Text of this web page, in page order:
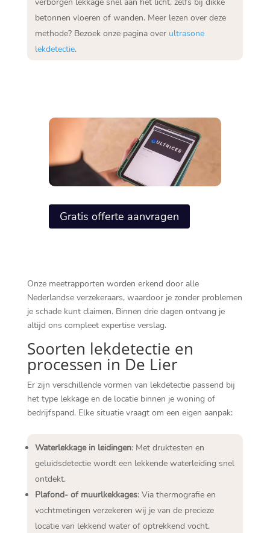
betonnen vloeren of wanden. Meer lezen over deze
methode? Bezoek onze pagina over ultrasone
lekdetectie.
Gratis offerte aanvragen
Onze meetrapporten worden erkend door alle
Nederlandse verzekeraars, waardoor je zonder problemen
je schade kunt claimen. Binnen drie dagen ontvang je
altijd ons compleet expertise verslag.
Soorten lekdetectie en
processen in De Lier
Er zijn verschillende vormen van lekdetectie passend bij
het type lekkage en de locatie binnen je woning of
bedrijfspand. Elke situatie vraagt om een eigen aanpak:
Waterlekkage in leidingen: Met druktesten en
geluidsdetectie wordt een lekkende waterleiding snel
ontdekt.
Plafond- of muurlkekkages: Via thermografie en
vochtmetingen verzekeren wij je van de precieze
locatie van lekkend water of optrekkend vocht.